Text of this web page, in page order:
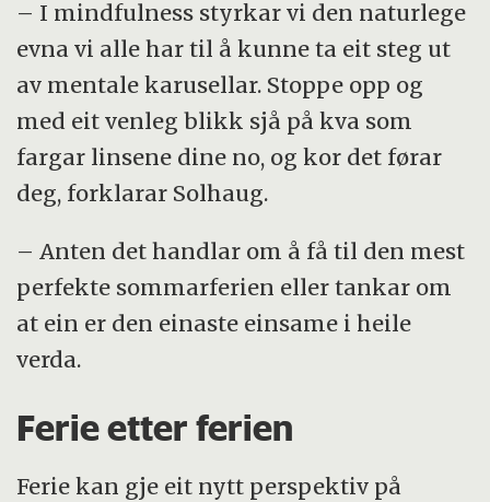
– I mindfulness styrkar vi den naturlege
evna vi alle har til å kunne ta eit steg ut
av mentale karusellar. Stoppe opp og
med eit venleg blikk sjå på kva som
fargar linsene dine no, og kor det førar
deg, forklarar Solhaug.
– Anten det handlar om å få til den mest
perfekte sommarferien eller tankar om
at ein er den einaste einsame i heile
verda.
Ferie etter ferien
Ferie kan gje eit nytt perspektiv på